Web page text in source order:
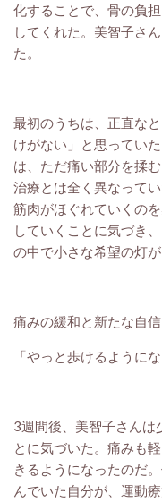
化することで、骨の負
してくれた。美智子さ
た。
最初のうちは、正直な
けがない」と思ってい
は、ただ痛い部分を揉
治療とは全く異なって
筋肉がほぐれていくの
していくことに気づき
の中で小さな希望の灯が
痛みの緩和と新たな自信
「やっと歩けるようにな
3週間後、美智子さんは
とに気づいた。痛みも
きるようになったのだ
んでいた自分が、運動